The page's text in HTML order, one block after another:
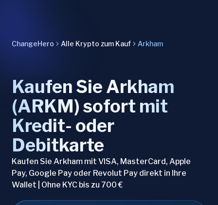
ChangeHero Alle Krypto zum Kauf Arkham
Kaufen Sie Arkham
(ARKM) sofort mit
Kredit- oder
Debitkarte
Kaufen Sie Arkham mit VISA, MasterCard, Apple
Pay, Google Pay oder Revolut Pay direkt in Ihre
Wallet | Ohne KYC bis zu 700 €